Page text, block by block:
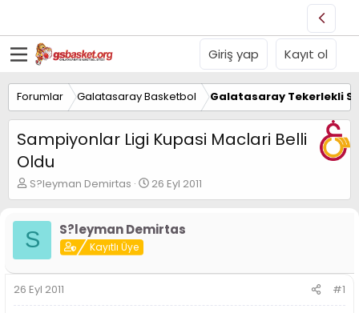
Giriş yap Kayıt ol
Forumlar Galatasaray Basketbol Galatasaray Tekerlekli
Sampiyonlar Ligi Kupasi Maclari Belli
Oldu
K
o
u
y
B
a
ş
S?leyman Demirtas
B
a
l
g
26 Eyl 2011
S S?leyman Demirtas
Kayıtlı Üye
26 Eyl 2011 #1